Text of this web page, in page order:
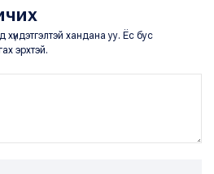
хандана уу. Ёс бус
эрхтэй.